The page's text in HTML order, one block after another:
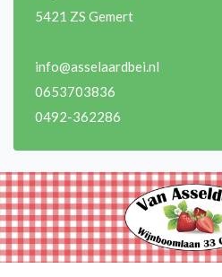
5421 ZS Gemert
info@asselaardbei.nl
0653703836
0492-362286